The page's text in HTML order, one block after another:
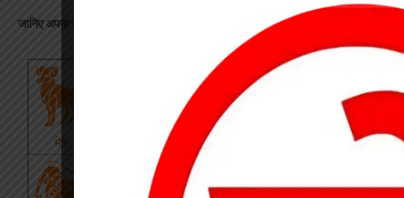
जानिए अपना राशिफल